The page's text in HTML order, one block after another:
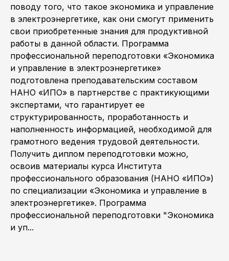
поводу того, что такое экономика и управление
в электроэнергетике, как они смогут применить
свои приобретенные знания для продуктивной
работы в данной области. Программа
профессиональной переподготовки «Экономика
и управление в электроэнергетике»
подготовлена преподавательским составом
НАНО «ИПО» в партнерстве с практикующими
экспертами, что гарантирует ее
структурированность, проработанность и
наполненность информацией, необходимой для
грамотного ведения трудовой деятельности.
Получить диплом переподготовки можно,
освоив материалы курса Института
профессионального образования (НАНО «ИПО»)
по специализации «Экономика и управление в
электроэнергетике». Программа
профессиональной переподготовки "Экономика
и уп...